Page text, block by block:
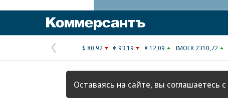
Предыдущая
страница
$ 80,92 € 93,19 ¥ 12,09 IMOEX 2310,72
Оставаясь на сайте, вы соглашаетесь с